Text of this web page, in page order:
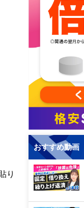
り
おすすめ動画